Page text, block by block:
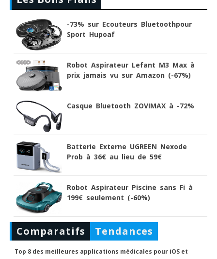
-73% sur Ecouteurs Bluetoothpour
Sport Hupoaf
Robot Aspirateur Lefant M3 Max à
prix jamais vu sur Amazon (-67%)
Casque Bluetooth ZOVIMAX à -72%
Batterie Externe UGREEN Nexode
Prob à 36€ au lieu de 59€
Robot Aspirateur Piscine sans Fi à
199€ seulement (-60%)
Comparatifs Tendances
Top 8 des meilleures applications médicales pour iOS et